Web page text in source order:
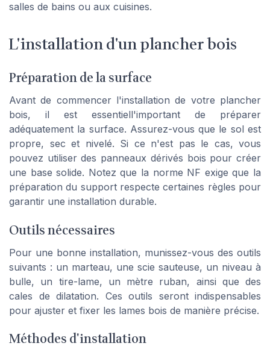
salles de bains ou aux cuisines.
L'installation d'un plancher bois
Préparation de la surface
Avant de commencer l'installation de votre plancher
bois, il est essentiell'important de préparer
adéquatement la surface. Assurez-vous que le sol est
propre, sec et nivelé. Si ce n'est pas le cas, vous
pouvez utiliser des panneaux dérivés bois pour créer
une base solide. Notez que la norme NF exige que la
préparation du support respecte certaines règles pour
garantir une installation durable.
Outils nécessaires
Pour une bonne installation, munissez-vous des outils
suivants : un marteau, une scie sauteuse, un niveau à
bulle, un tire-lame, un mètre ruban, ainsi que des
cales de dilatation. Ces outils seront indispensables
pour ajuster et fixer les lames bois de manière précise.
Méthodes d'installation